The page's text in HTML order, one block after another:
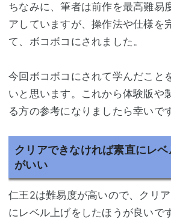
ちなみに、筆者は前作を最高難易
アしていますが、操作法や仕様を
て、ボコボコにされました。
今回ボコボコにされて学んだこと
いと思います。これから体験版や
る方の参考になりましたら幸いで
クリアできなければ素直にレベ
がいい
仁王2は難易度が高いので、クリ
にレベル上げをしたほうが良いで